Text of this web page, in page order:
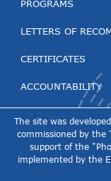
PROGRAMS
LETTERS OF
CERTIFICATES
ACCOUNTABILITY
The site was
commissioned by the
support of the
implemented by the